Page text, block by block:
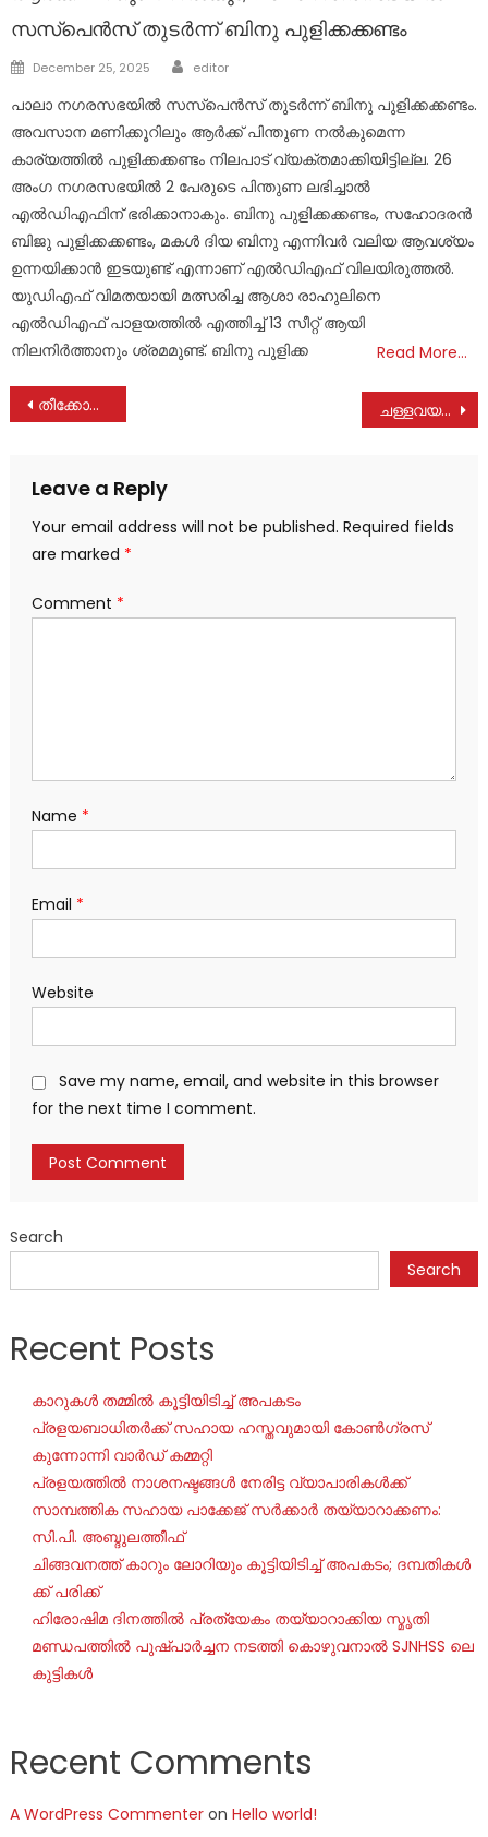
സസ്പെൻസ് തുടർന്ന് ബിനു പുളിക്കക്കണ്ടം
Posted
December 25, 2025 Author
editor
പാലാ നഗരസഭയിൽ സസ്പെൻസ് തുടർന്ന് ബിനു പുളിക്കക്കണ്ടം.
അവസാന മണിക്കൂറിലും ആർക്ക് പിന്തുണ നൽകുമെന്ന
കാര്യത്തിൽ പുളിക്കക്കണ്ടം നിലപാട് വ്യക്തമാക്കിയിട്ടില്ല. 26
അംഗ നഗരസഭയിൽ 2 പേരുടെ പിന്തുണ ലഭിച്ചാൽ
എൽഡിഎഫിന് ഭരിക്കാനാകും. ബിനു പുളിക്കക്കണ്ടം, സഹോദരൻ
ബിജു പുളിക്കക്കണ്ടം, മകൾ ദിയ ബിനു എന്നിവർ വലിയ ആവശ്യം
ഉന്നയിക്കാൻ ഇടയുണ്ട് എന്നാണ് എൽഡിഎഫ് വിലയിരുത്തൽ.
യുഡിഎഫ് വിമതയായി മത്സരിച്ച ആശാ രാഹുലിനെ
എൽഡിഎഫ് പാളയത്തിൽ എത്തിച്ച് 13 സീറ്റ് ആയി
നിലനിർത്താനും ശ്രമമുണ്ട്. ബിനു പുളിക്ക
Read More…
Post
തീക്കോയിൽ ‘വിശേഷാൽ ഗ്രാമസഭയ്ക്ക് ‘ വൻ ജനപങ്കാളിത്തം ചള്ളവയലിൽ മറിയക്കുട്ടി മാത്യു നിര്യാതയായി
Leave a Reply
Your email address will not be published. Required fields
are marked *
Comment *
Name *
Email *
Website
Save my name, email, and website in this browser
for the next time I comment.
Search
Search
Recent Posts
കാറുകൾ തമ്മിൽ കൂട്ടിയിടിച്ച് അപകടം
പ്രളയബാധിതർക്ക് സഹായ ഹസ്തവുമായി കോൺഗ്രസ്
കുന്നോന്നി വാർഡ് കമ്മറ്റി
പ്രളയത്തിൽ നാശനഷ്ടങ്ങൾ നേരിട്ട വ്യാപാരികൾക്ക്
സാമ്പത്തിക സഹായ പാക്കേജ് സർക്കാർ തയ്യാറാക്കണം:
സി.പി. അബ്ദുലത്തീഫ്
ചി​ങ്ങ​വ​ന​ത്ത് കാ​റും ലോ​റി​യും കൂ​ട്ടി​യി​ടി​ച്ച് അ​പ​ക​ടം; ദ​മ്പ​തി​ക​ൾ​
ക്ക് പ​രി​ക്ക്
ഹിരോഷിമ ദിനത്തിൽ പ്രത്യേകം തയ്യാറാക്കിയ സ്മൃതി
മണ്ഡപത്തിൽ പുഷ്പാർച്ചന നടത്തി കൊഴുവനാൽ SJNHSS ലെ
കുട്ടികൾ
Recent Comments
A WordPress Commenteron Hello world!